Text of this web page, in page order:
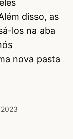
disso, as
los na aba
nova pasta